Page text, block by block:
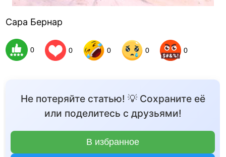
Сара Бернар
0 0 0 0 0
Не потеряйте статью! 💡 Сохраните её
или поделитесь с друзьями!
В избранное